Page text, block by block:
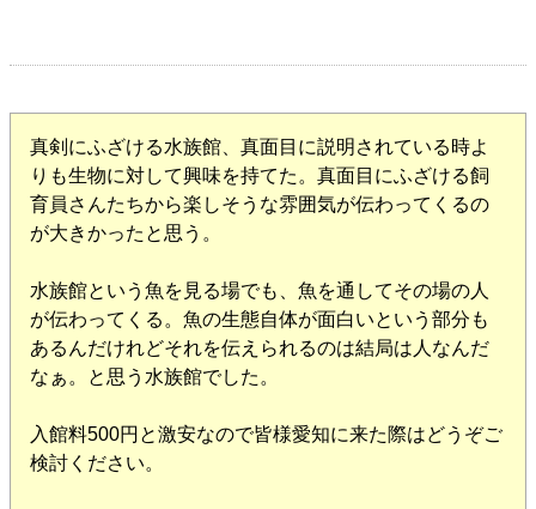
真剣にふざける水族館、真面目に説明されている時よ
りも生物に対して興味を持てた。真面目にふざける飼
育員さんたちから楽しそうな雰囲気が伝わってくるの
が大きかったと思う。
水族館という魚を見る場でも、魚を通してその場の人
が伝わってくる。魚の生態自体が面白いという部分も
あるんだけれどそれを伝えられるのは結局は人なんだ
なぁ。と思う水族館でした。
入館料500円と激安なので皆様愛知に来た際はどうぞご
検討ください。